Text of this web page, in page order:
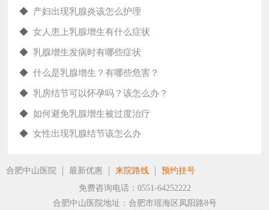
◆ 产妇出现乳腺炎该怎么护理
◆女人患上乳腺增生有什么症状
◆乳腺增生发病时有哪些症状
◆什么是乳腺增生？有哪些危害？
◆乳房结节可以怀孕吗？该怎么办？
◆如何避免乳腺增生被过度治疗
◆女性出现乳腺结节该怎么办
合肥中山医院 最新优惠 来院路线
预约挂号
免费咨询电话：0551-64252222
合肥中山医院地址：合肥市瑶海区凤阳路8号